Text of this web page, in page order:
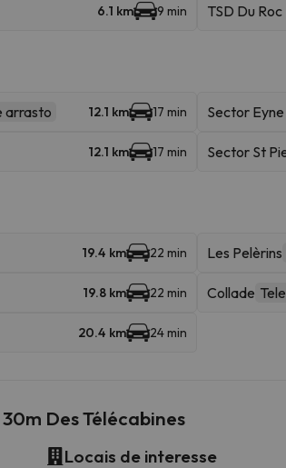
6.1 km 9 min TSD Du Roc
arrasto 12.1 km 17 min Sector
12.1 km 17 min Sector St
19.4 km 22 min Les Pelèrins
19.8 km 22 min Collade
20.4 km 24 min
Des Télécabines
Locais de interesse